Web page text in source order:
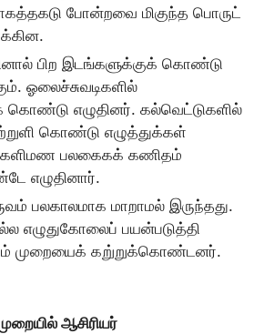
போன்றவை மிகுந்த பொருட்
பிற இடங்களுக்குக் கொண்டு
ஓலைச்சுவடிகளில்
எழுதினர். கல்வெட்டுகளில்
கொண்டு எழுத்துக்கள்
களிமண பலகைகக் கணிதம்
எழுதினார்.
பலகாலமாக மாறாமல் இருந்தது.
எழுதுகோலைப் பயன்படுத்தி
முறையைக் கறு்றுக்கொண்டனர்.
ஆசிரியர்